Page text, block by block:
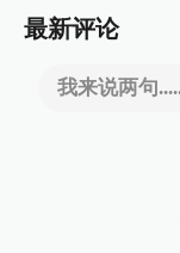
最新评论
我来说两句